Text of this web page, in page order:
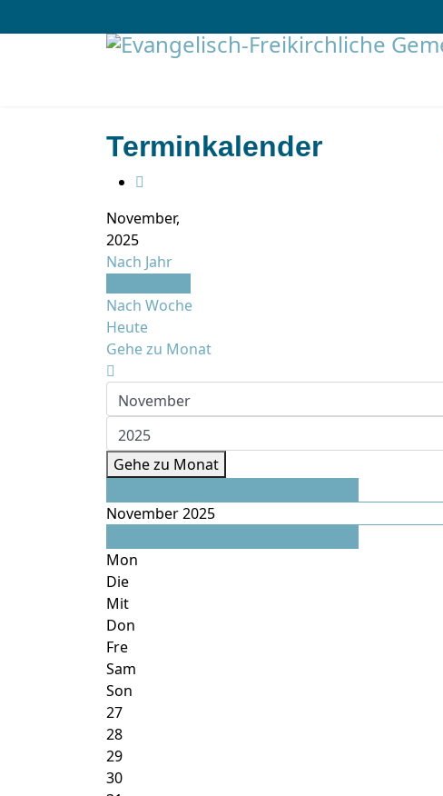
Terminkalender
November,
2025
Nach Jahr
Nach Woche
Heute
Gehe zu Monat
Gehe zu Monat
November 2025
Mon
Die
Mit
Don
Fre
Sam
Son
27
28
29
30